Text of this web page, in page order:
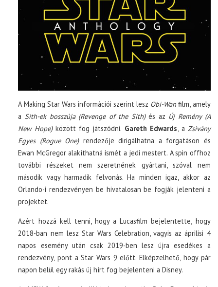
A Making Star Wars információi szerint lesz Obi-Wanfilm, amely
a Sith-ek bosszúja (Revenge of the Sith)és az Új Remény (A
New Hope)között fog játszódni. Gareth Edwards, a Zsivány
Egyes (Rogue One)rendezője dirigálhatna a forgatáson és
Ewan McGregor alakíthatná ismét a jedi mestert. A spin offhoz
további részeket nem szeretnének gyártani, szóval nem
második vagy harmadik felvonás. Ha minden igaz, akkor az
Orlando-i rendezvényen be hivatalosan be fogják jelenteni a
projektet.
Azért hozzá kell tenni, hogy a Lucasfilm bejelentette, hogy
2018-ban nem lesz Star Wars Celebration, vagyis az áprilisi 4
napos esemény után csak 2019-ben lesz újra esedékes a
rendezvény, pont a Star Wars 9 előtt. Elképzelhető, hogy pár
napon belül egy rakás új hírt fog bejelenteni a Disney.